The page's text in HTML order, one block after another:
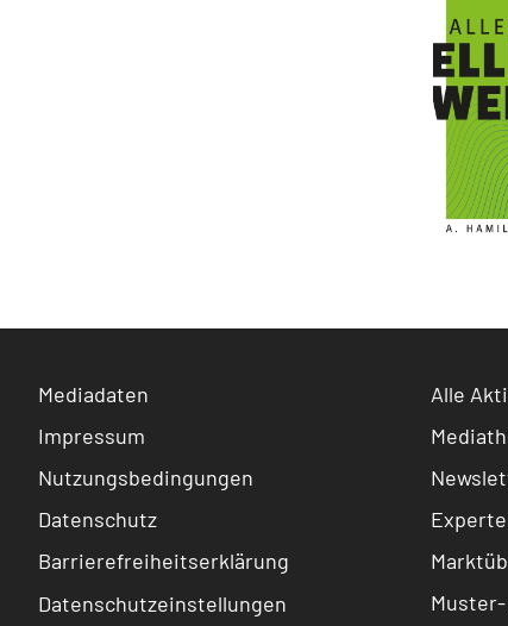
Mediadaten
Impressum
Nutzungsbedingungen
Datenschutz
Barrierefreiheitserklärung
Datenschutzeinstellungen
Alle